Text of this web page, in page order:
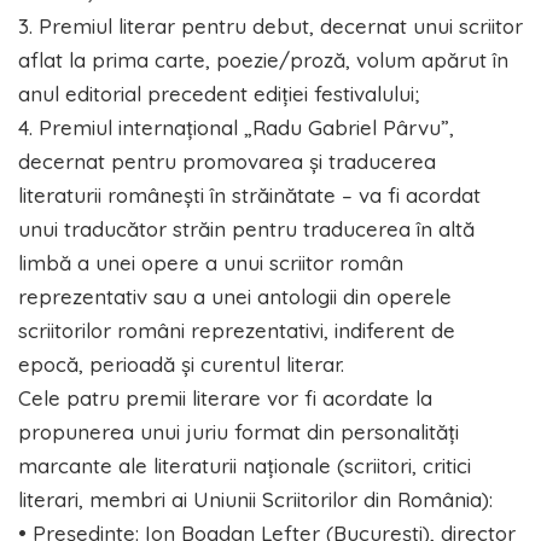
3. Premiul literar pentru debut, decernat unui scriitor
aflat la prima carte, poezie/proză, volum apărut în
anul editorial precedent ediției festivalului;
4. Premiul internațional „Radu Gabriel Pârvu”,
decernat pentru promovarea și traducerea
literaturii românești în străinătate – va fi acordat
unui traducător străin pentru traducerea în altă
limbă a unei opere a unui scriitor român
reprezentativ sau a unei antologii din operele
scriitorilor români reprezentativi, indiferent de
epocă, perioadă și curentul literar.
Cele patru premii literare vor fi acordate la
propunerea unui juriu format din personalități
marcante ale literaturii naționale (scriitori, critici
literari, membri ai Uniunii Scriitorilor din România):
• Președinte: Ion Bogdan Lefter (București), director